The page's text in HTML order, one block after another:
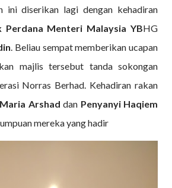
ini diserikan lagi dengan kehadiran
Perdana Menteri Malaysia YBHG
. Beliau sempat memberikan ucapan
majlis tersebut tanda sokongan
Norras Berhad. Kehadiran rakan
Arshad dan Penyanyi Haqiem
mereka yang hadir